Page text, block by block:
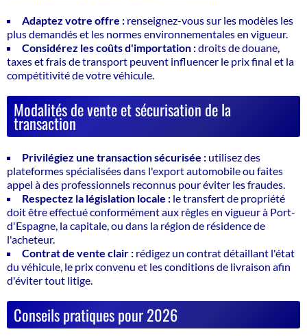
Adaptez votre offre : renseignez-vous sur les modèles les
plus demandés et les normes environnementales en vigueur.
Considérez les coûts d'importation :droits de douane,
taxes et frais de transport peuvent influencer le prix final et la
compétitivité de votre véhicule.
Modalités de vente et sécurisation de la
transaction
Privilégiez une transaction sécurisée : utilisez des
plateformes spécialisées dans l'export automobile ou faites
appel à des professionnels reconnus pour éviter les fraudes.
Respectez la législation locale : le transfert de propriété
doit être effectué conformément aux règles en vigueur à Port-
d'Espagne, la capitale, ou dans la région de résidence de
l'acheteur.
Contrat de vente clair : rédigez un contrat détaillant l'état
du véhicule, le prix convenu et les conditions de livraison afin
d'éviter tout litige.
Conseils pratiques pour 2026